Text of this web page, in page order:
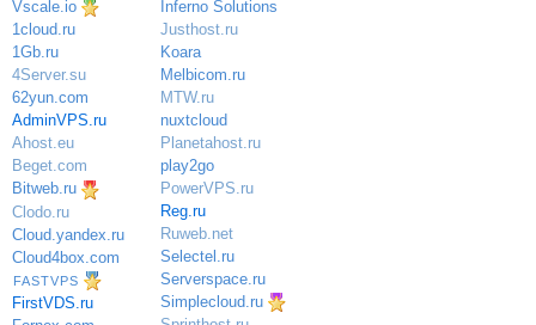
Vscale.io
1cloud.ru
1Gb.ru
4Server.su
62yun.com
AdminVPS.ru
Ahost.eu
Beget.com
Bitweb.ru
Clodo.ru
Cloud.yandex.ru
Cloud4box.com
FASTVPS
FirstVDS.ru
Inferno Solutions
Justhost.ru
Koara
Melbicom.ru
MTW.ru
nuxtcloud
Planetahost.ru
play2go
PowerVPS.ru
Reg.ru
Ruweb.net
Selectel.ru
Serverspace.ru
Simplecloud.ru